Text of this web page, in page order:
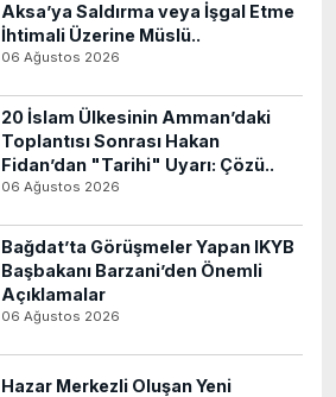
Aksa’ya Saldırma veya İşgal Etme
İhtimali Üzerine Müslü..
06 Ağustos 2026
20 İslam Ülkesinin Amman’daki
Toplantısı Sonrası Hakan
Fidan’dan "Tarihi" Uyarı: Çözü..
06 Ağustos 2026
Bağdat’ta Görüşmeler Yapan IKYB
Başbakanı Barzani’den Önemli
Açıklamalar
06 Ağustos 2026
Hazar Merkezli Oluşan Yeni